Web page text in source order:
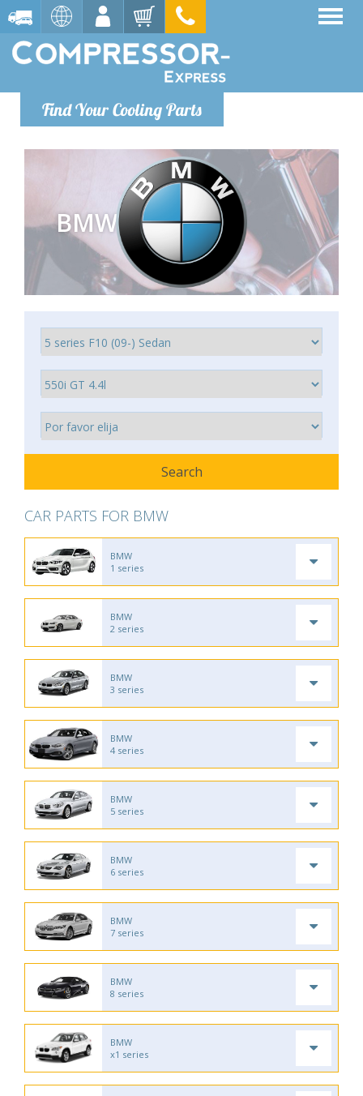
Find Your Cooling Parts
BMW
CAR PARTS FOR BMW
BMW
1 series
BMW
2 series
BMW
3 series
BMW
4 series
BMW
5 series
BMW
6 series
BMW
7 series
BMW
8 series
BMW
x1 series